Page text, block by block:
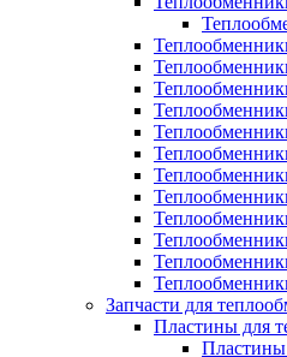
Запчасти для
Пластины для
Пластины